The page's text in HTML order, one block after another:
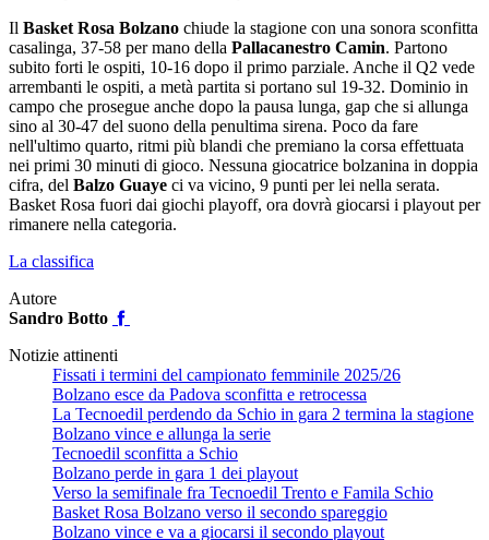
Il Basket Rosa Bolzano chiude la stagione con una sonora sconfitta
casalinga, 37-58 per mano della Pallacanestro Camin. Partono
subito forti le ospiti, 10-16 dopo il primo parziale. Anche il Q2 vede
arrembanti le ospiti, a metà partita si portano sul 19-32. Dominio in
campo che prosegue anche dopo la pausa lunga, gap che si allunga
sino al 30-47 del suono della penultima sirena. Poco da fare
nell'ultimo quarto, ritmi più blandi che premiano la corsa effettuata
nei primi 30 minuti di gioco. Nessuna giocatrice bolzanina in doppia
cifra, del Balzo Guaye ci va vicino, 9 punti per lei nella serata.
Basket Rosa fuori dai giochi playoff, ora dovrà giocarsi i playout per
rimanere nella categoria.
La classifica
Autore
Sandro Botto
Notizie attinenti
Fissati i termini del campionato femminile 2025/26
Bolzano esce da Padova sconfitta e retrocessa
La Tecnoedil perdendo da Schio in gara 2 termina la stagione
Bolzano vince e allunga la serie
Tecnoedil sconfitta a Schio
Bolzano perde in gara 1 dei playout
Verso la semifinale fra Tecnoedil Trento e Famila Schio
Basket Rosa Bolzano verso il secondo spareggio
Bolzano vince e va a giocarsi il secondo playout